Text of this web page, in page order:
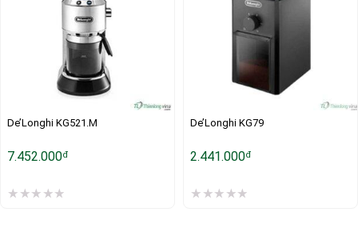
De’Longhi KG521.M
7.452.000đ
De’Longhi KG79
2.441.000đ